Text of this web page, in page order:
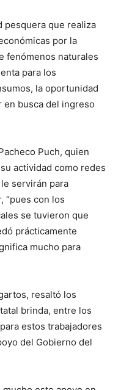
pesquera que realiza
por la
fenómenos naturales
para los
la oportunidad
en busca del ingreso
Puch, quien
actividad como redes
servirán para
“pues con los
se tuvieron que
prácticamente
mucho para
resaltó los
brinda, entre los
estos trabajadores
del Gobierno del